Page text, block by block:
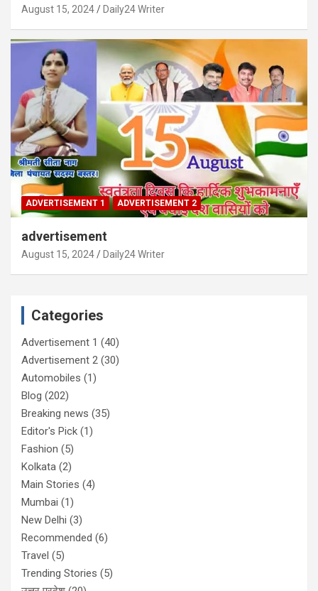
August 15, 2024 Daily24 Writer
ADVERTISEMENT 1 ADVERTISEMENT 2
advertisement
August 15, 2024 Daily24 Writer
Categories
Advertisement 1 (40)
Advertisement 2 (30)
Automobiles (1)
Blog (202)
Breaking news (35)
Editor's Pick (1)
Fashion (5)
Kolkata (2)
Main Stories (4)
Mumbai (1)
New Delhi (3)
Recommended (6)
Travel (5)
Trending Stories (5)